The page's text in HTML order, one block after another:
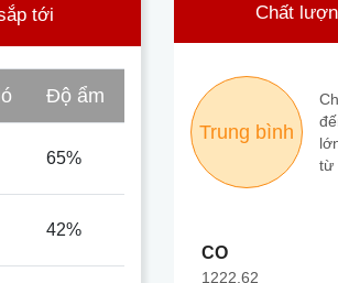
tới
Độ ẩm
65%
42%
Chất
Trung bình
từ
CO
1222.62